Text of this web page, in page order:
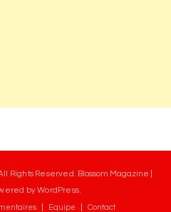
Rights Reserved. Blossom Magazine |
byWordPress
Equipe Contact